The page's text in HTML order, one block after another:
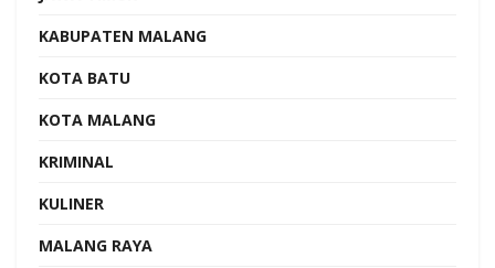
KABUPATEN MALANG
KOTA BATU
KOTA MALANG
KRIMINAL
KULINER
MALANG RAYA